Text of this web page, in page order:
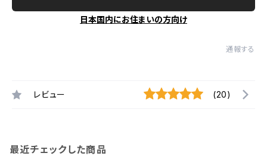
日本国内にお住まいの方向け
通報する
レビュー (20)
最近チェックした商品